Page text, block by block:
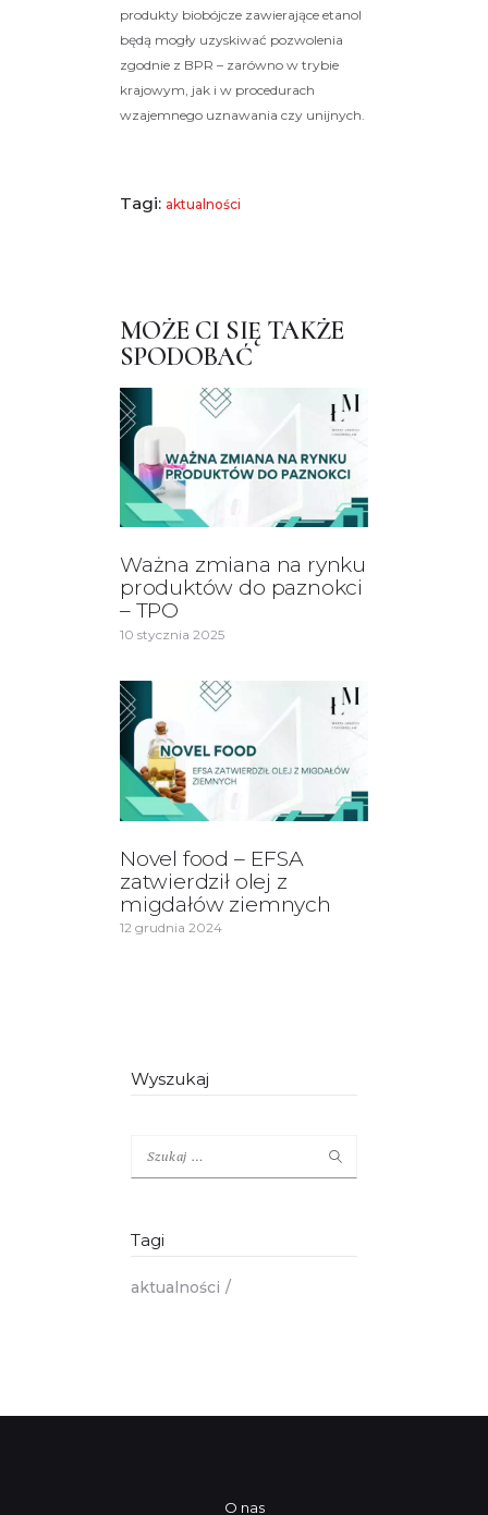
produkty biobójcze zawierające etanol
będą mogły uzyskiwać pozwolenia
zgodnie z BPR – zarówno w trybie
krajowym, jak i w procedurach
wzajemnego uznawania czy unijnych.
Tagi: aktualności
MOŻE CI SIĘ TAKŻE
SPODOBAĆ
Ważna zmiana na rynku
produktów do paznokci
– TPO
10 stycznia 2025
Novel food – EFSA
zatwierdził olej z
migdałów ziemnych
12 grudnia 2024
Wyszukaj
Tagi
aktualności
O nas